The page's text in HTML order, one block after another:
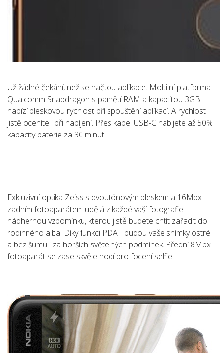
Už žádné čekání, než se načtou aplikace. Mobilní platforma
Qualcomm Snapdragon s pamětí RAM a kapacitou 3GB
nabízí bleskovou rychlost při spouštění aplikací. A rychlost
jistě oceníte i při nabíjení. Přes kabel USB-C nabijete až 50%
kapacity baterie za 30 minut.
Exkluzivní optika Zeiss s dvoutónovým bleskem a 16Mpx
zadním fotoaparátem udělá z každé vaší fotografie
nádhernou vzpomínku, kterou jistě budete chtít zařadit do
rodinného alba. Díky funkci PDAF budou vaše snímky ostré
a bez šumu i za horších světelných podmínek. Přední 8Mpx
fotoaparát se zase skvěle hodí pro focení selfie.